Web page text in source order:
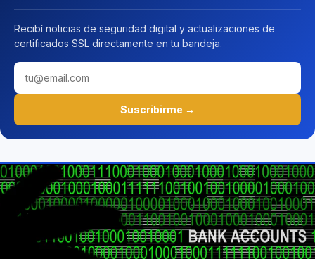
Recibí noticias de seguridad digital y actualizaciones de
certificados SSL directamente en tu bandeja.
Suscribirme →